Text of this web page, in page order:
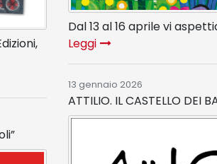
Dal 13 al 16 aprile vi
Leggi
13 gennaio 2026
ATTILIO. IL CASTELLO DEI